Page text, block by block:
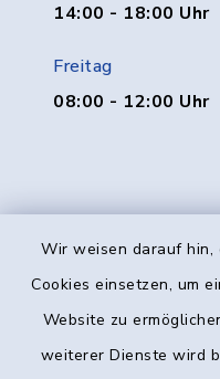
Wir weisen darauf
Cookies einsetzen, um
Website zu
weiterer Dienste wird
14:00 - 18:00 Uhr
Freitag
08:00 - 12:00 Uhr